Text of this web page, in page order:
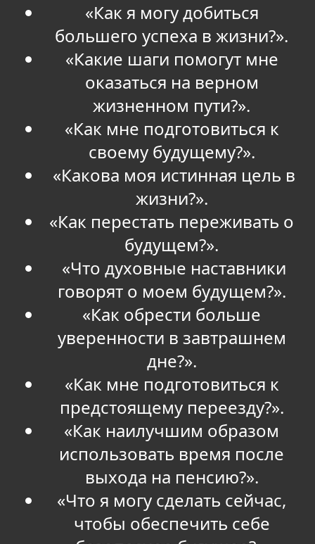
«Как я могу добиться
большего успеха в жизни?».
«Какие шаги помогут мне
оказаться на верном
жизненном пути?».
«Как мне подготовиться к
своему будущему?».
«Какова моя истинная цель в
жизни?».
«Как перестать переживать о
будущем?».
«Что духовные наставники
говорят о моем будущем?».
«Как обрести больше
уверенности в завтрашнем
дне?».
«Как мне подготовиться к
предстоящему переезду?».
«Как наилучшим образом
использовать время после
выхода на пенсию?».
«Что я могу сделать сейчас,
чтобы обеспечить себе